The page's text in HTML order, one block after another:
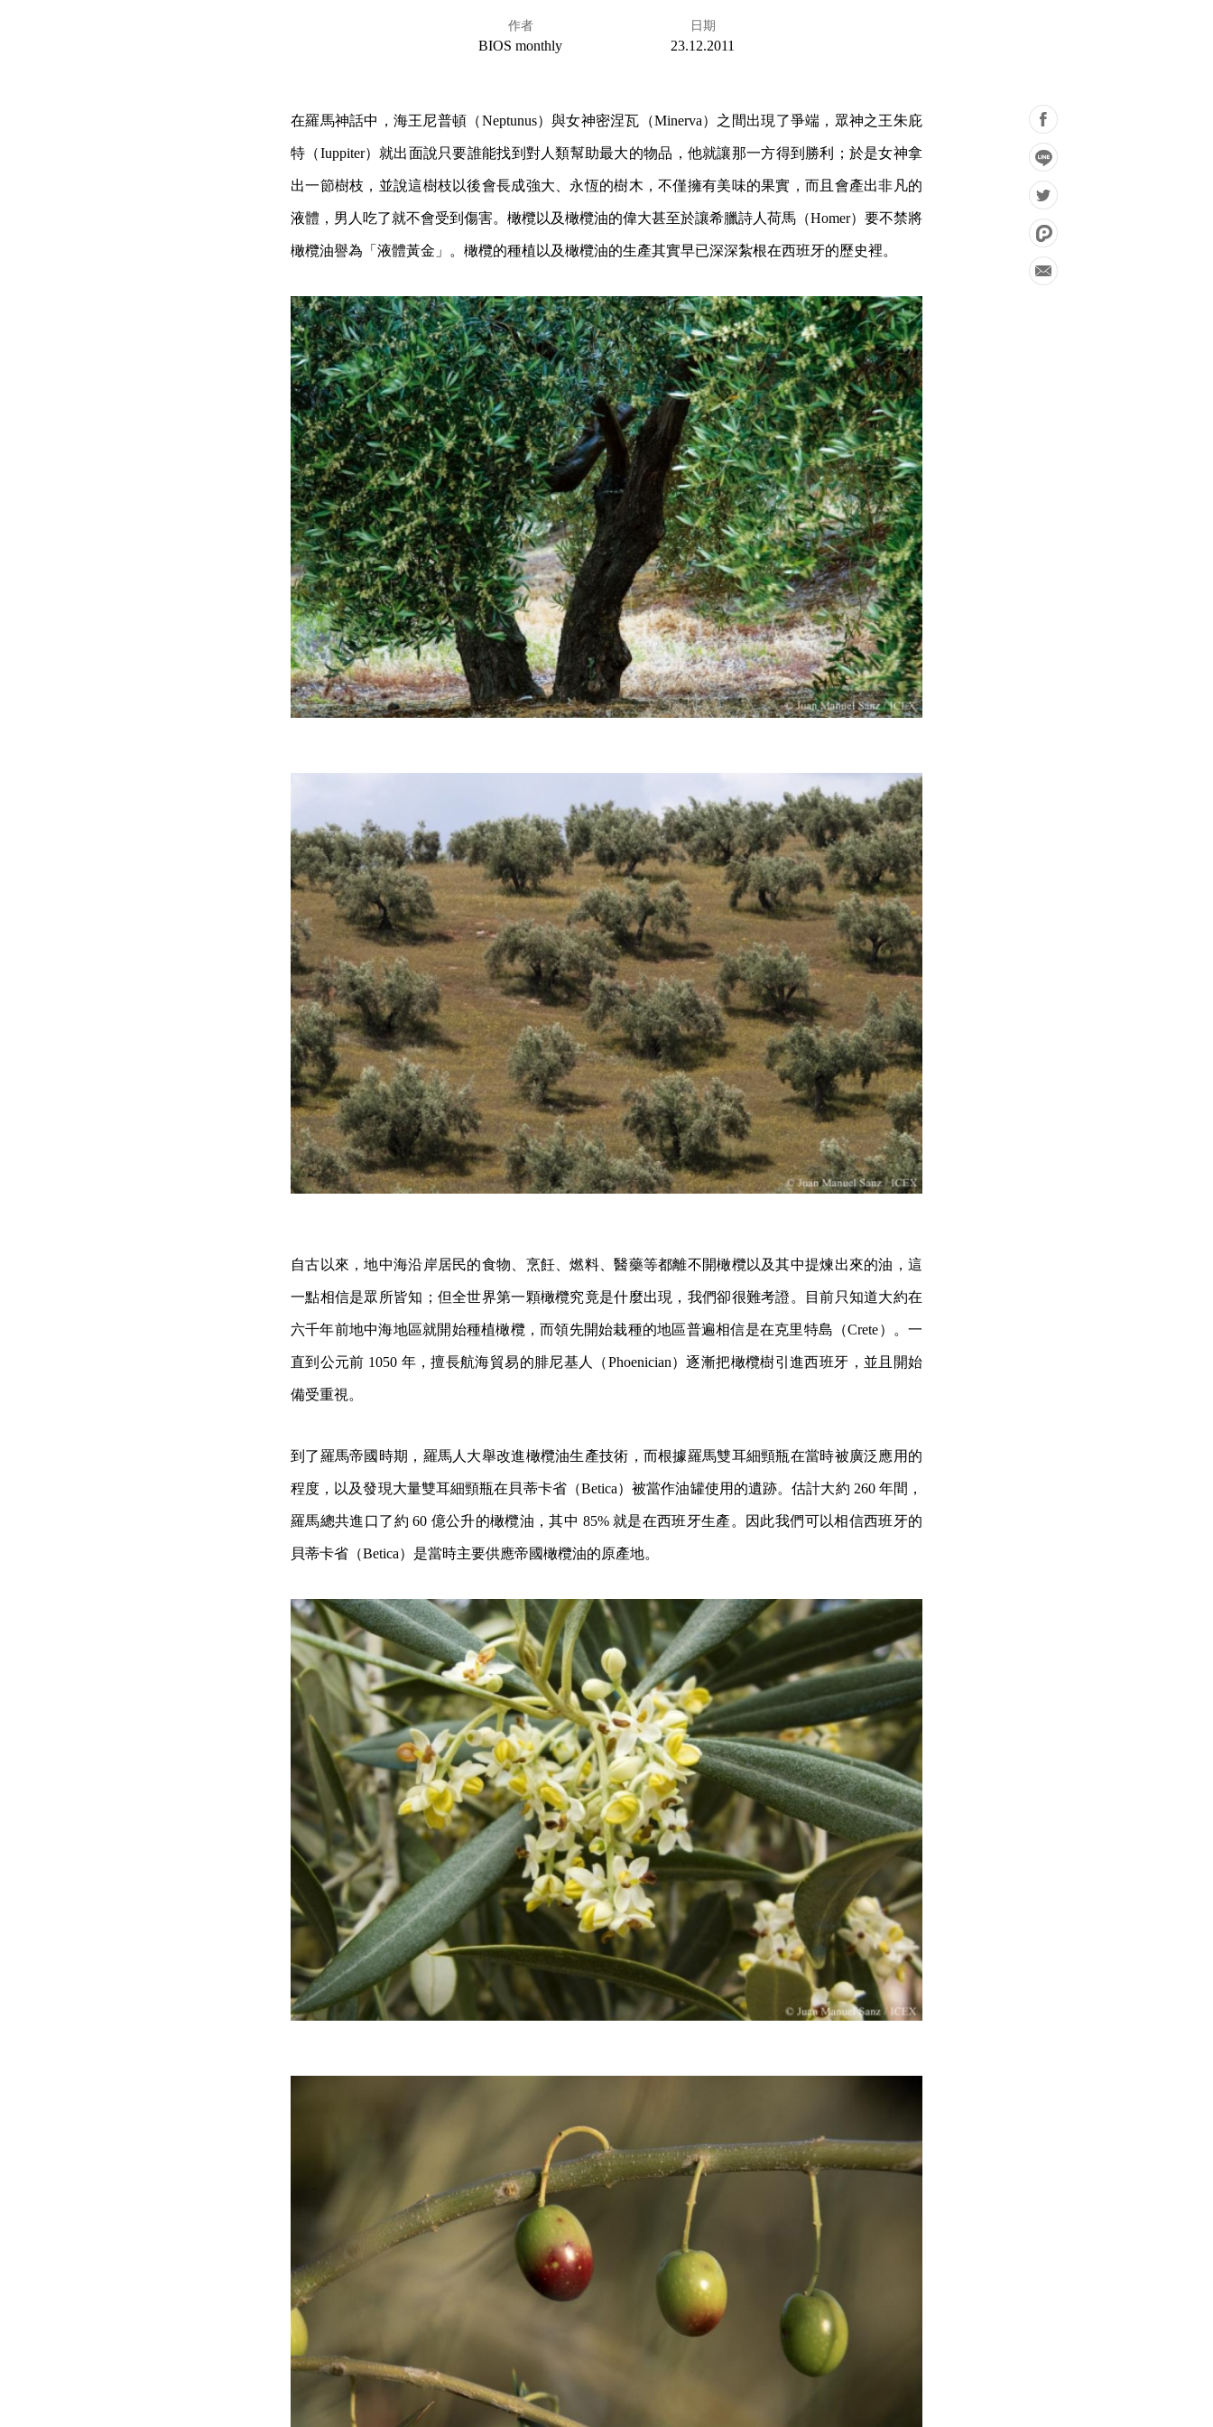
作者
BIOS monthly
日期
23.12.2011
在羅馬神話中，海王尼普頓（Neptunus）與女神密涅瓦（Minerva）之間出現了爭端，眾神之王朱庇
特（Iuppiter）就出面說只要誰能找到對人類幫助最大的物品，他就讓那一方得到勝利；於是女神拿
出一節樹枝，並說這樹枝以後會長成強大、永恆的樹木，不僅擁有美味的果實，而且會產出非凡的
液體，男人吃了就不會受到傷害。橄欖以及橄欖油的偉大甚至於讓希臘詩人荷馬（Homer）要不禁將
橄欖油譽為「液體黃金」。橄欖的種植以及橄欖油的生產其實早已深深紮根在西班牙的歷史裡。
自古以來，地中海沿岸居民的食物、烹飪、燃料、醫藥等都離不開橄欖以及其中提煉出來的油，這
一點相信是眾所皆知；但全世界第一顆橄欖究竟是什麼出現，我們卻很難考證。目前只知道大約在
六千年前地中海地區就開始種植橄欖，而領先開始栽種的地區普遍相信是在克里特島（Crete）。一
直到公元前 1050 年，擅長航海貿易的腓尼基人（Phoenician）逐漸把橄欖樹引進西班牙，並且開始
備受重視。
到了羅馬帝國時期，羅馬人大舉改進橄欖油生產技術，而根據羅馬雙耳細頸瓶在當時被廣泛應用的
程度，以及發現大量雙耳細頸瓶在貝蒂卡省（Betica）被當作油罐使用的遺跡。估計大約 260 年間，
羅馬總共進口了約 60 億公升的橄欖油，其中 85% 就是在西班牙生產。因此我們可以相信西班牙的
貝蒂卡省（Betica）是當時主要供應帝國橄欖油的原產地。